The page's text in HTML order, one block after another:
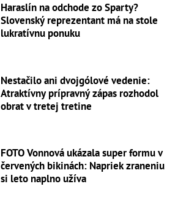
Haraslín na odchode zo Sparty?
Slovenský reprezentant má na stole
lukratívnu ponuku
Nestačilo ani dvojgólové vedenie:
Atraktívny prípravný zápas rozhodol
obrat v tretej tretine
FOTO Vonnová ukázala super formu v
červených bikinách: Napriek zraneniu
si leto naplno užíva